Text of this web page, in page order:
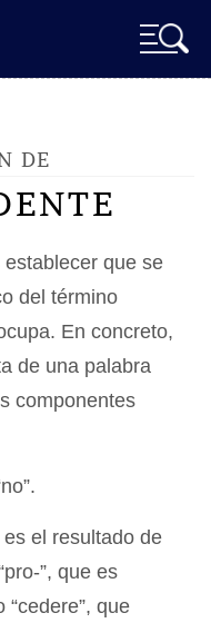
DE
que se
del término
En concreto,
de una palabra
componentes
es el resultado de
”, que es
“cedere”, que